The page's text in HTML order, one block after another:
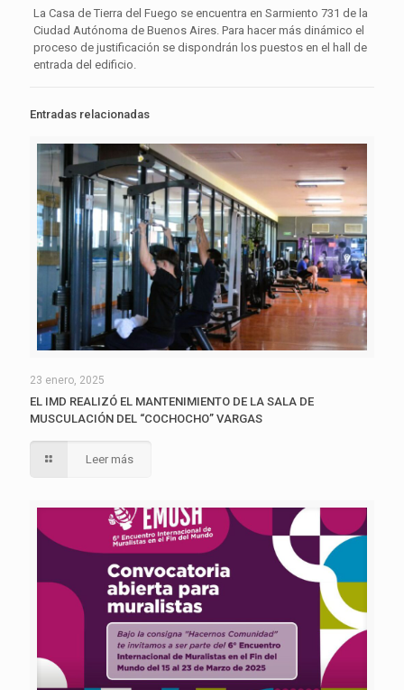
La Casa de Tierra del Fuego se encuentra en Sarmiento 731 de la
Ciudad Autónoma de Buenos Aires. Para hacer más dinámico el
proceso de justificación se dispondrán los puestos en el hall de
entrada del edificio.
Entradas relacionadas
23 enero, 2025
EL IMD REALIZÓ EL MANTENIMIENTO DE LA SALA DE
MUSCULACIÓN DEL “COCHOCHO” VARGAS
Leer más